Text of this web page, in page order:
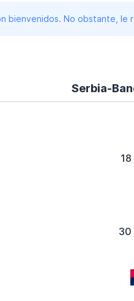
bienvenidos. No obstante,
Serbia-
30